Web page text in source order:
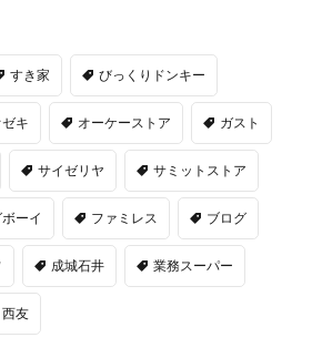
すき家 びっくりドンキー
キ オーケーストア ガスト
サイゼリヤ サミットストア
ーイ ファミレス ブログ
成城石井 業務スーパー
西友